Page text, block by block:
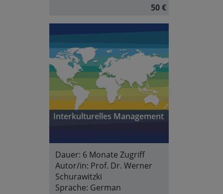
50 €
Interkulturelles Management
Dauer: 6 Monate Zugriff
Autor/in: Prof. Dr. Werner
Schurawitzki
Sprache: German